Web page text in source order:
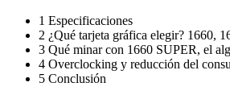
1 Especificaciones
2 ¿Qué tarjeta gráfica elegir? 1660,
3 Qué minar con 1660 SUPER, el
4 Overclocking y reducción del
5 Conclusión